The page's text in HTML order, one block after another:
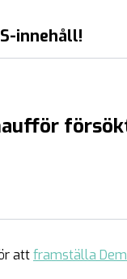
innehåll!
attframställa